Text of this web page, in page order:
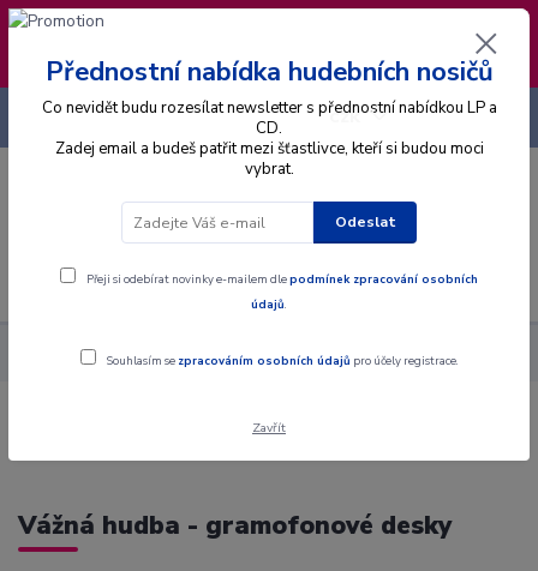
❣️ Od 4.8. do 13.8. čerpám dovolenou. Datum
expedice objednávek se posouvá na pátek
14.8.2026 🐋
Menu
CZK
+420 725 736 293
Hudební styly Vážná hudba
Vážná hudba - gramofonové desky
Přednostní nabídka hudebních nosičů
Co nevidět budu rozesílat newsletter s přednostní nabídkou LP a
CD.
Zadej email a budeš patřit mezi šťastlivce, kteří si budou moci
vybrat.
Odeslat
Přeji si odebírat novinky e-mailem dlepodmínek zpracování osobních
údajů.
Souhlasím se zpracováním osobních údajů pro účely registrace.
Zavřít